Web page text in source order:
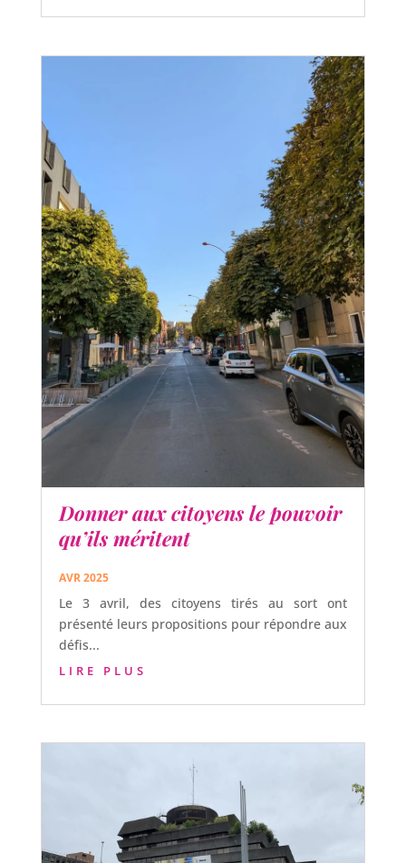
Donner aux citoyens le pouvoir
qu’ils méritent
AVR 2025
Le 3 avril, des citoyens tirés au sort ont
présenté leurs propositions pour répondre aux
défis...
LIRE PLUS